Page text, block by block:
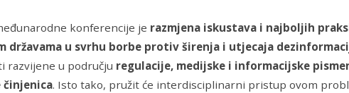
konferencije je razmjena iskustava i najboljih
državama u svrhu borbe protiv širenja i utjecaja
razvijene u području regulacije, medijske i informacijske
činjenica. Isto tako, pružit će interdisciplinarni pristup ovom